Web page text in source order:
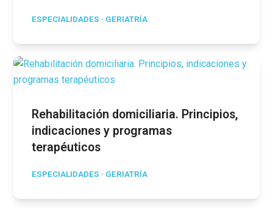
ESPECIALIDADES · GERIATRÍA
Rehabilitación domiciliaria. Principios,
indicaciones y programas
terapéuticos
ESPECIALIDADES · GERIATRÍA